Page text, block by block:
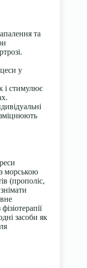
та
у
і стимулює
морською
(прополіс,
засоби як